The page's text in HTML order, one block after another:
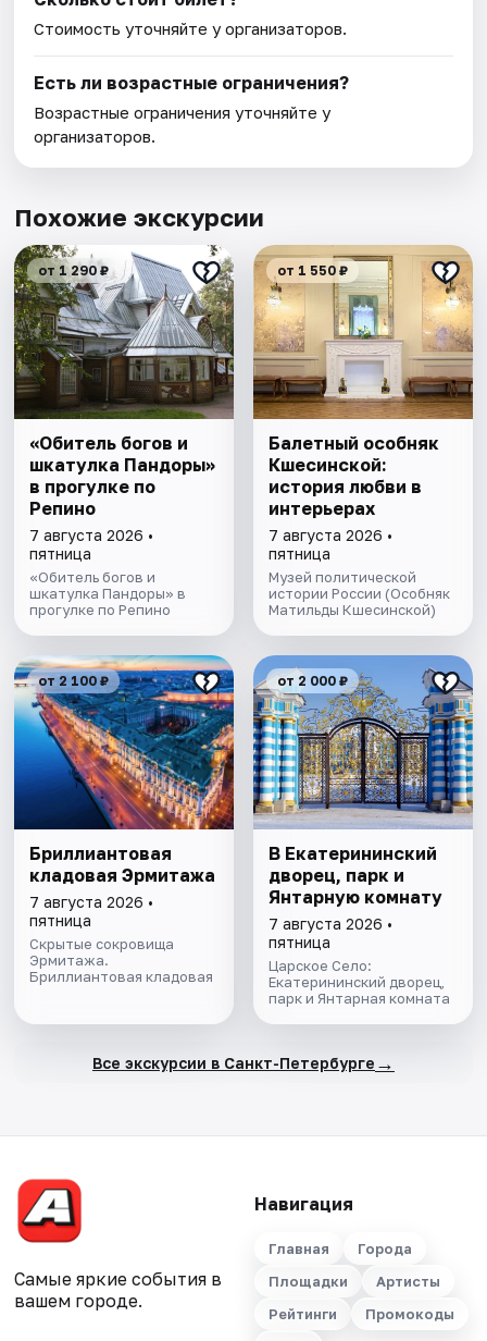
Стоимость уточняйте у организаторов.
Есть ли возрастные ограничения?
Возрастные ограничения уточняйте у
организаторов.
Похожие экскурсии
от 1 290 ₽
«Обитель богов и
шкатулка Пандоры»
в прогулке по
Репино
7 августа 2026 •
пятница
«Обитель богов и
шкатулка Пандоры» в
прогулке по Репино
от 1 550 ₽
Балетный особняк
Кшесинской:
история любви в
интерьерах
7 августа 2026 •
пятница
Музей политической
истории России (Особняк
Матильды Кшесинской)
от 2 100 ₽
Бриллиантовая
кладовая Эрмитажа
7 августа 2026 •
пятница
Скрытые сокровища
Эрмитажа.
Бриллиантовая кладовая
от 2 000 ₽
В Екатерининский
дворец, парк и
Янтарную комнату
7 августа 2026 •
пятница
Царское Село:
Екатерининский дворец,
парк и Янтарная комната
Все экскурсии в Санкт-Петербурге →
Самые яркие события в
вашем городе.
Навигация
Главная
Города
Площадки
Артисты
Рейтинги
Промокоды